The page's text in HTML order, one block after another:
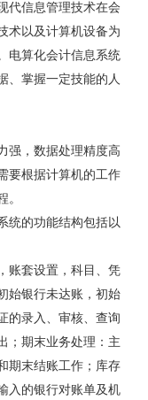
信息管理技术在会
术以及计算机设备为
电算化会计信息系统
、掌握一定技能的人
，数据处理精度高
要根据计算机的工作
。
的功能结构包括以
套设置，科目、凭
始银行未达账，初始
的录入、审核、查询
；期末业务处理：主
期末结账工作；库存
入的银行对账单及机